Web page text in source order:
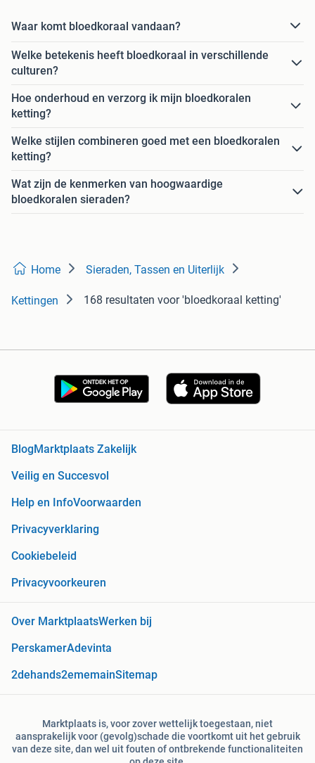
Waar komt bloedkoraal vandaan?
Welke betekenis heeft bloedkoraal in verschillende
culturen?
Hoe onderhoud en verzorg ik mijn bloedkoralen
ketting?
Welke stijlen combineren goed met een bloedkoralen
ketting?
Wat zijn de kenmerken van hoogwaardige
bloedkoralen sieraden?
Home Sieraden, Tassen en Uiterlijk
Kettingen 168 resultaten voor 'bloedkoraal ketting'
Blog Marktplaats Zakelijk
Veilig en Succesvol
Help en InfoVoorwaarden
Privacyverklaring
Cookiebeleid
Privacyvoorkeuren
Over MarktplaatsWerken bij
PerskamerAdevinta
2dehands2ememainSitemap
Marktplaats is, voor zover wettelijk toegestaan, niet
aansprakelijk voor (gevolg)schade die voortkomt uit het gebruik
van deze site, dan wel uit fouten of ontbrekende functionaliteiten